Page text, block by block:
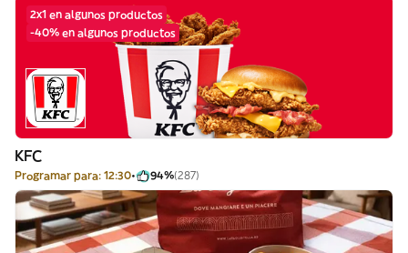
2x1 en algunos productos
-40% en algunos productos
KFC
Programar para: 12:30 94%(287)